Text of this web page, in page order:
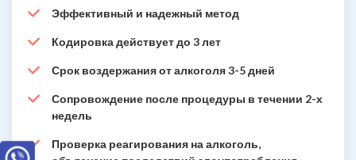
Эффективный и надежный метод
Кодировка действует до 3 лет
Срок воздержания от алкоголя 3-5 дней
Сопровождение после процедуры в течении 2-х
недель
Проверка реагирования на алкоголь,